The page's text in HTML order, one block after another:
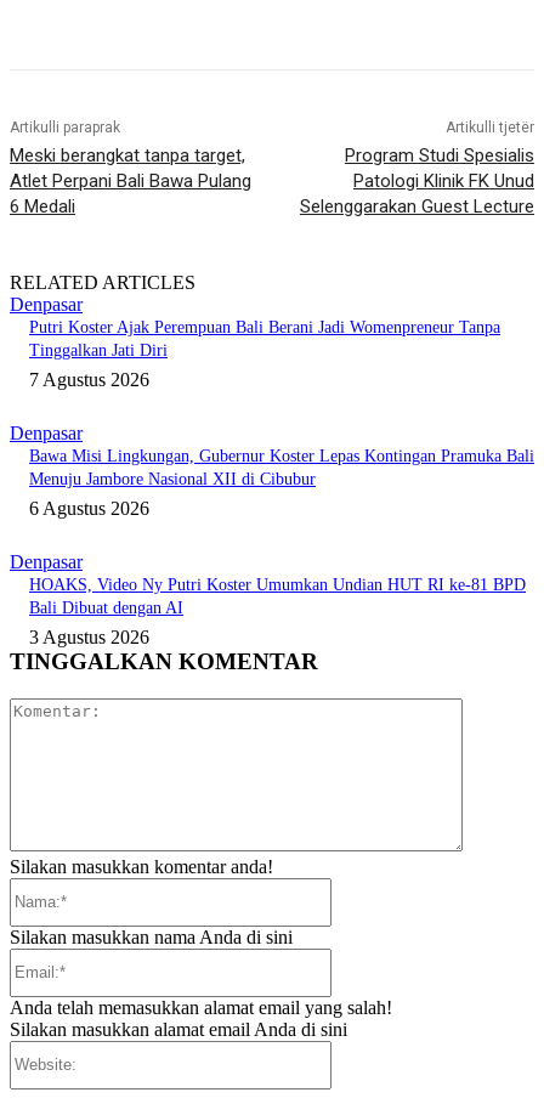
Artikulli paraprak
Meski berangkat tanpa target,
Atlet Perpani Bali Bawa Pulang
6 Medali
Artikulli tjetër
Program Studi Spesialis
Patologi Klinik FK Unud
Selenggarakan Guest Lecture
RELATED ARTICLES
Denpasar
Putri Koster Ajak Perempuan Bali Berani Jadi Womenpreneur Tanpa
Tinggalkan Jati Diri
7 Agustus 2026
Denpasar
Bawa Misi Lingkungan, Gubernur Koster Lepas Kontingan Pramuka Bali
Menuju Jambore Nasional XII di Cibubur
6 Agustus 2026
Denpasar
HOAKS, Video Ny Putri Koster Umumkan Undian HUT RI ke-81 BPD
Bali Dibuat dengan AI
3 Agustus 2026
TINGGALKAN KOMENTAR
Silakan masukkan komentar anda!
Silakan masukkan nama Anda di sini
Anda telah memasukkan alamat email yang salah!
Silakan masukkan alamat email Anda di sini